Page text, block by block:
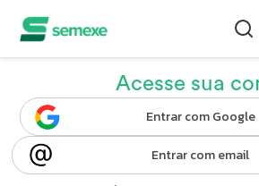
Acesse sua
Entrar com Google
Entrar com email